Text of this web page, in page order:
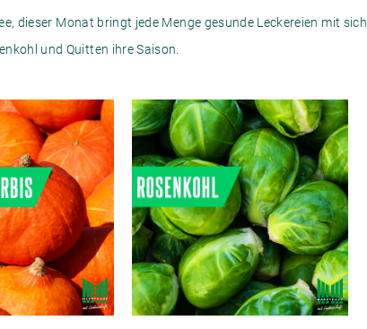
dieser Monat bringt jede Menge gesunde Leckereien mit sich.
und Quitten ihre Saison.